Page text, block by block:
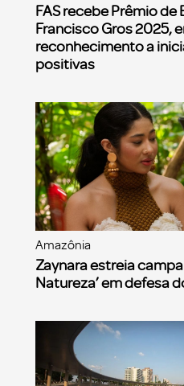
FAS recebe Prêmio de
Francisco Gros 2025,
reconhecimento a
positivas
Amazônia
Zaynara estreia
Natureza’ em defesa